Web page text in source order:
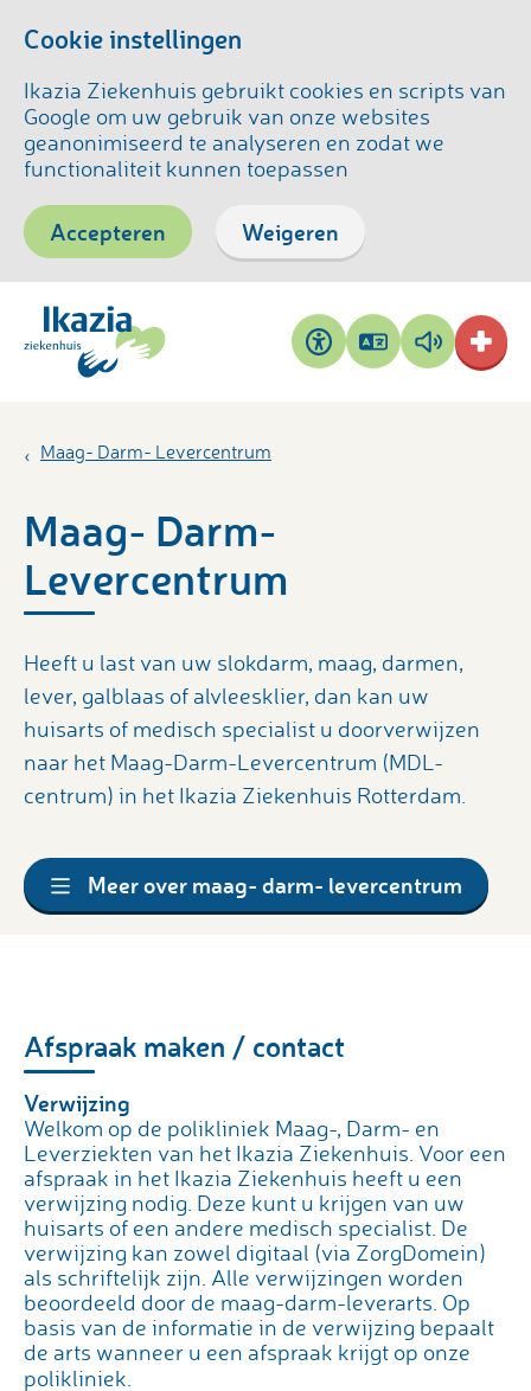
Cookie instellingen
Ikazia Ziekenhuis gebruikt cookies en scripts van
Google om uw gebruik van onze websites
geanonimiseerd te analyseren en zodat we
functionaliteit kunnen toepassen
Accepteren Weigeren
Toegankelijkheid
Pagina
vertalen
Pagina
voorlezen
Maag- Darm- Levercentrum
Maag- Darm-
Levercentrum
Heeft u last van uw slokdarm, maag, darmen,
lever, galblaas of alvleesklier, dan kan uw
huisarts of medisch specialist u doorverwijzen
naar het Maag-Darm-Levercentrum (MDL-
centrum) in het Ikazia Ziekenhuis Rotterdam.
Meer over maag- darm- levercentrum
Afspraak maken / contact
Verwijzing
Welkom op de polikliniek Maag-, Darm- en
Leverziekten van het Ikazia Ziekenhuis. Voor een
afspraak in het Ikazia Ziekenhuis heeft u een
verwijzing nodig. Deze kunt u krijgen van uw
huisarts of een andere medisch specialist. De
verwijzing kan zowel digitaal (via ZorgDomein)
als schriftelijk zijn. Alle verwijzingen worden
beoordeeld door de maag-darm-leverarts. Op
basis van de informatie in de verwijzing bepaalt
de arts wanneer u een afspraak krijgt op onze
polikliniek.